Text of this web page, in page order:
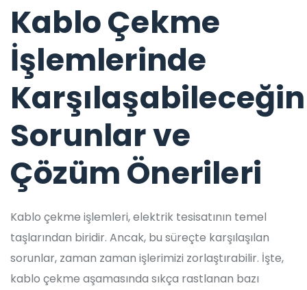
Kablo Çekme
İşlemlerinde
Sorunlar ve
Çözüm Önerileri
Kablo çekme işlemleri, elektrik tesisatının temel
taşlarından biridir. Ancak, bu süreçte karşılaşılan
sorunlar, zaman zaman işlerimizi zorlaştırabilir. İşte,
kablo çekme aşamasında sıkça rastlanan bazı